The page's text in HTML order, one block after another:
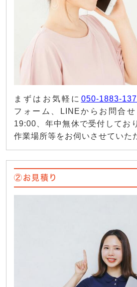
まずはお気軽に 050-1883-
フォーム、LINEからお問合
19:00、年中無休で受付してお
作業場所等をお伺いさせていた
②お見積り